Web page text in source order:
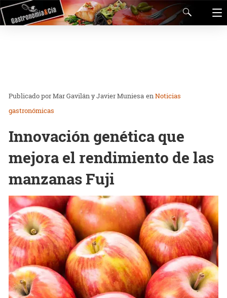
Mar Gavilán y Javier Muniesa enNoticias
gastronómicas
Innovación genética que
mejora el rendimiento de las
manzanas Fuji